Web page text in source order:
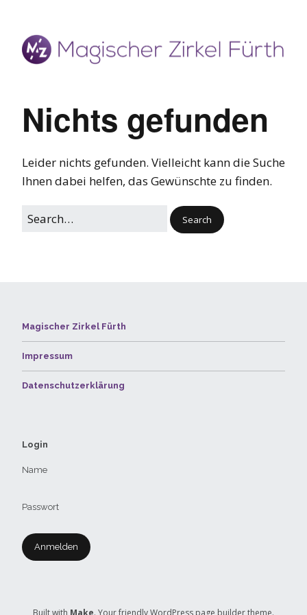
Nichts gefunden
Leider nichts gefunden. Vielleicht kann die Suche
Ihnen dabei helfen, das Gewünschte zu finden.
Magischer Zirkel Fürth
Impressum
Datenschutzerklärung
Login
Name
Passwort
Built with Make. Your friendly WordPress page builder theme.